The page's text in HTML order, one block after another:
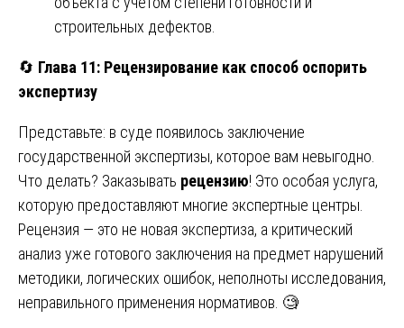
строительных дефектов.
🔄 Глава 11: Рецензирование как способ оспорить
экспертизу
Представьте: в суде появилось заключение
государственной экспертизы, которое вам невыгодно.
Что делать? Заказывать рецензию! Это особая услуга,
которую предоставляют многие экспертные центры.
Рецензия — это не новая экспертиза, а критический
анализ уже готового заключения на предмет нарушений
методики, логических ошибок, неполноты исследования,
неправильного применения нормативов. 🧐